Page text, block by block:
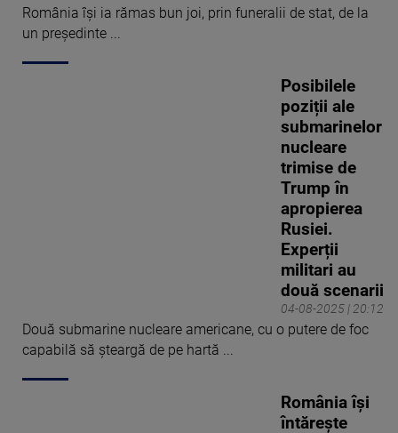
România își ia rămas bun joi, prin funeralii de stat, de la
un președinte ...
04-08-2025 | 20:12
Posibilele
poziții ale
submarinelor
nucleare
trimise de
Trump în
apropierea
Rusiei.
Experții
militari au
două scenarii
Două submarine nucleare americane, cu o putere de foc
capabilă să șteargă de pe hartă ...
România își
întărește